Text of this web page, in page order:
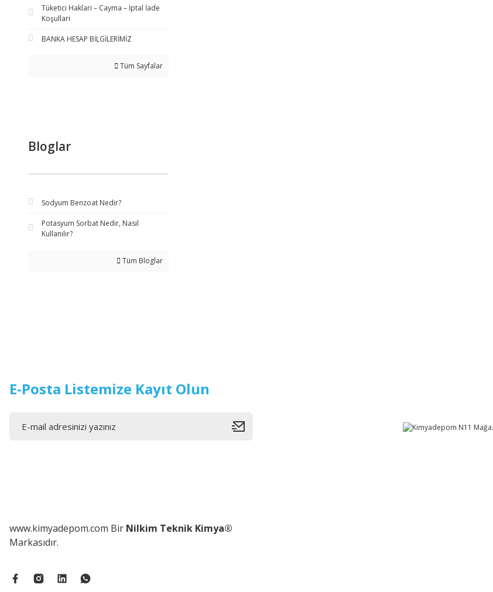
Tüketici Haklari – Cayma – İptal İade
Koşullari
BANKA HESAP BİLGİLERİMİZ
Tüm Sayfalar
Bloglar
Sodyum Benzoat Nedir?
Potasyum Sorbat Nedir, Nasıl
Kullanılır?
Tüm Bloglar
E-Posta Listemize Kayıt Olun
www.kimyadepom.com Bir Nilkim Teknik Kimya®
Markasıdır.